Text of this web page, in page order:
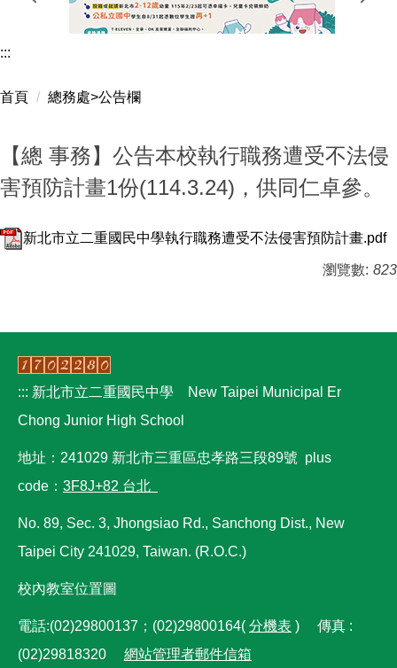
重要章程
最新消息
會計資料
綠能校園
校園圖書館
學生健康自主管理網
全國中小學題庫
學習扶助科技化評量系統
服務學習
:::
首頁 總務處>公告欄
【總 事務】公告本校執行職務遭受不法侵
害預防計畫1份(114.3.24)，供同仁卓參。
新北市立二重國民中學執行職務遭受不法侵害預防計畫.pdf
瀏覽數: 823
::: 新北市立二重國民中學 New Taipei Municipal Er
Chong Junior High School
地址：241029 新北市三重區忠孝路三段89號 plus
code： 3F8J+82 台北
No. 89, Sec. 3, Jhongsiao Rd., Sanchong Dist., New
Taipei City 241029, Taiwan. (R.O.C.)
校內教室位置圖
電話:(02)29800137；(02)29800164( 分機表 ) 傳真 :
(02)29818320 網站管理者郵件信箱